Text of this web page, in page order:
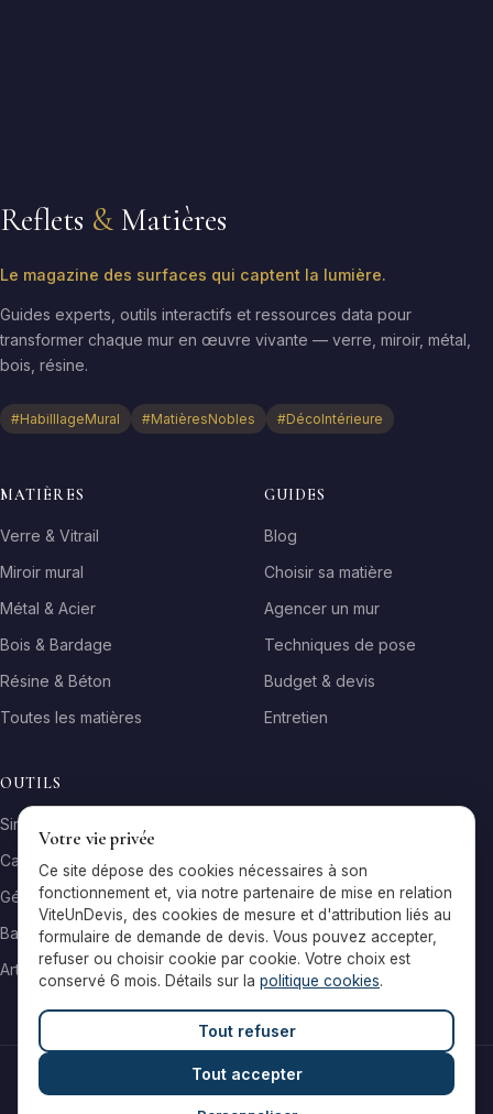
Reflets & Matières
Le magazine des surfaces qui captent la lumière.
Guides experts, outils interactifs et ressources data pour
transformer chaque mur en œuvre vivante — verre, miroir, métal,
bois, résine.
#HabilllageMural #MatièresNobles #DécoIntérieure
MATIÈRES
Verre & Vitrail
Miroir mural
Métal & Acier
Bois & Bardage
Résine & Béton
Toutes les matières
GUIDES
Blog
Choisir sa matière
Agencer un mur
Techniques de pose
Budget & devis
Entretien
OUTILS
Simulateur matière
Calculateur surface
Générateur galerie
Baromètre de prix
Artisans par ville
© 2026 Reflets & Matières — Tous droits réservés
Mentions légales
Cookies
Votre vie privée
Ce site dépose des cookies nécessaires à son
fonctionnement et, via notre partenaire de mise en relation
ViteUnDevis, des cookies de mesure et d'attribution liés au
formulaire de demande de devis. Vous pouvez accepter,
refuser ou choisir cookie par cookie. Votre choix est
conservé 6 mois. Détails sur la politique cookies.
Tout refuser
Tout accepter